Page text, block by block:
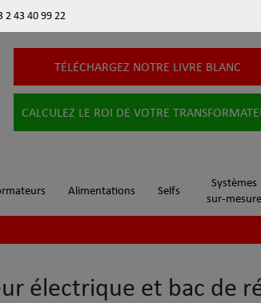
2 43 40 99 22
TÉLÉCHARGEZ NOTRE LIVRE BLANC
CALCULEZ LE ROI DE VOTRE
Alimentations Selfs
Systèmes
sur-mesure
électrique et bac de